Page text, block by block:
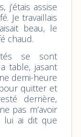
j’étais assise
Je travaillais
beau, le
chaud.
se sont
table, jasant
demi-heure
quitter et
derrière,
pas m’avoir
lui ai dit que